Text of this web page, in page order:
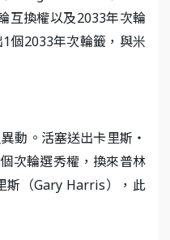
互換權以及2033年次輪
個2033年次輪籤，與米
動。活塞送出卡里斯・
次輪選秀權，換來普林
斯（Gary Harris），此